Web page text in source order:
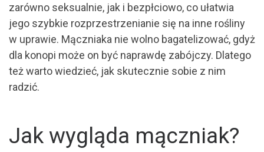
zarówno seksualnie, jak i bezpłciowo, co ułatwia
jego szybkie rozprzestrzenianie się na inne rośliny
w uprawie. Mączniaka nie wolno bagatelizować, gdyż
dla konopi może on być naprawdę zabójczy. Dlatego
też warto wiedzieć, jak skutecznie sobie z nim
radzić.
Jak wygląda mączniak?